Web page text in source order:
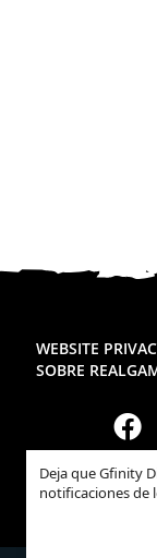
Deja que Gfinity
notificaciones de
WEBSITE
SOBRE
Todos los